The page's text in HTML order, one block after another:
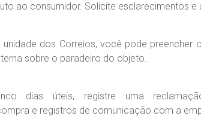
ao consumidor. Solicite esclarecimentos e
dos Correios, você pode preencher
sobre o paradeiro do objeto.
dias úteis, registre uma
e registros de comunicação com a